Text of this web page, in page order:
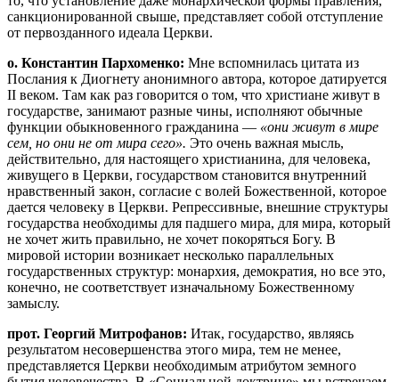
санкционированной свыше, представляет собой отступление
от первозданного идеала Церкви.
о. Константин Пархоменко: Мне вспомнилась цитата из
Послания к Диогнету анонимного автора, которое датируется
II веком. Там как раз говорится о том, что христиане живут в
государстве, занимают разные чины, исполняют обычные
функции обыкновенного гражданина — «они живут в мире
сем, но они не от мира сего». Это очень важная мысль,
действительно, для настоящего христианина, для человека,
живущего в Церкви, государством становится внутренний
нравственный закон, согласие с волей Божественной, которое
дается человеку в Церкви. Репрессивные, внешние структуры
государства необходимы для падшего мира, для мира, который
не хочет жить правильно, не хочет покоряться Богу. В
мировой истории возникает несколько параллельных
государственных структур: монархия, демократия, но все это,
конечно, не соответствует изначальному Божественному
замыслу.
прот. Георгий Митрофанов: Итак, государство, являясь
результатом несовершенства этого мира, тем не менее,
представляется Церкви необходимым атрибутом земного